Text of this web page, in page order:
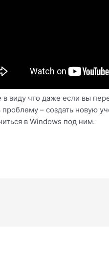
виду что даже если вы
проблему – создать новую
в Windows под ним.